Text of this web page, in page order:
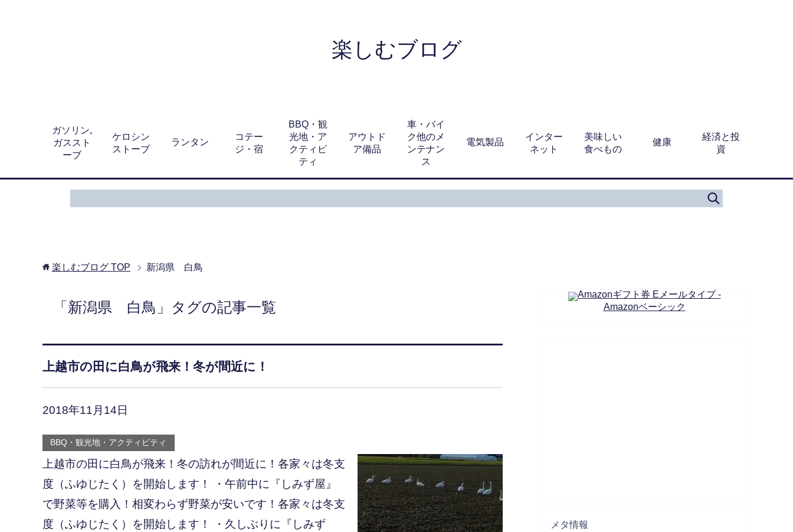
楽しむブログ
ガソリン,
ガススト
ーブ
ケロシン
ストーブ
ランタン
コテー
ジ・宿
BBQ・観
光地・ア
クティビ
ティ
アウトド
ア備品
車・バイ
ク他のメ
ンテナン
ス
電気製品
インター
ネット
美味しい
食べもの
健康
経済と投
資
楽しむブログ TOP 新潟県 白鳥
「新潟県 白鳥」タグの記事一覧
上越市の田に白鳥が飛来！冬が間近に！
2018年11月14日
BBQ・観光地・アクティビティ
上越市の田に白鳥が飛来！冬の訪れが間近に！各家々は冬支
度（ふゆじたく）を開始します！ ・午前中に『しみず屋』
で野菜等を購入！相変わらず野菜が安いです！各家々は冬支
度（ふゆじたく）を開始します！ ・久しぶりに『しみず
Amazonギフト券 Eメールタイプ -
Amazonベーシック
メタ情報